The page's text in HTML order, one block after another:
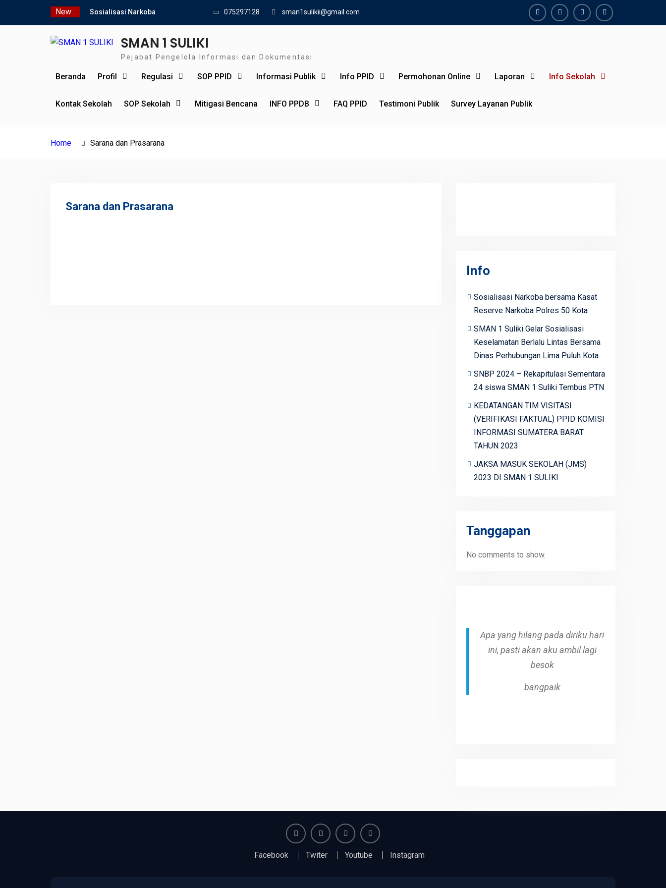
New :
Sosialisasi Narkoba
SMAN 1 Suliki Gelar
Sosialisasi Keselamatan
Dinas Perhubungan Lima
SNBP 2024 – Rekapitulasi
075297128 sman1sulikii@gmail.com
FacebookTwiterYoutubeInstagram
SMAN 1 SULIKI
Pejabat Pengelola Informasi dan Dokumentasi
Beranda Profil Regulasi SOP PPID Informasi Publik Info PPID Permohonan Online Laporan Info Sekolah
Kontak Sekolah SOP Sekolah Mitigasi Bencana INFO PPDB FAQ PPID Testimoni Publik Survey Layanan Publik
Home Sarana dan Prasarana
Sarana dan Prasarana
Info
Sosialisasi Narkoba bersama Kasat
Reserve Narkoba Polres 50 Kota
SMAN 1 Suliki Gelar Sosialisasi
Keselamatan Berlalu Lintas Bersama
Dinas Perhubungan Lima Puluh Kota
SNBP 2024 – Rekapitulasi Sementara
24 siswa SMAN 1 Suliki Tembus PTN
KEDATANGAN TIM VISITASI
(VERIFIKASI FAKTUAL) PPID KOMISI
INFORMASI SUMATERA BARAT
TAHUN 2023
JAKSA MASUK SEKOLAH (JMS)
2023 DI SMAN 1 SULIKI
Tanggapan
No comments to show.
Apa yang hilang pada diriku hari
ini, pasti akan aku ambil lagi
besok
bangpaik
FacebookTwiter Instagram
Facebook Twiter Youtube Instagram